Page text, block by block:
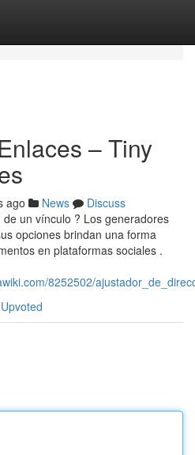
– Tiny
ago News
Discuss
un vínculo ? Los generadores
opciones brindan una forma
en plataformas sociales .
8252502/